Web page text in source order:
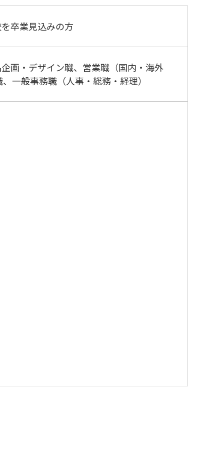
卒業見込みの方
画・デザイン職、営業職（国内・海外
一般事務職（人事・総務・経理）